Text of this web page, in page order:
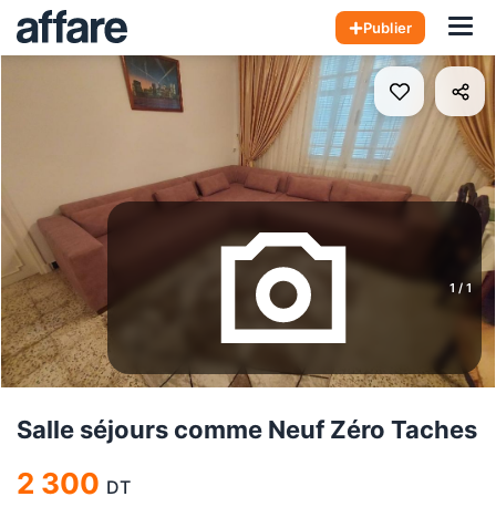
Publier
1 / 1
Salle séjours comme Neuf Zéro Taches
2 300 DT